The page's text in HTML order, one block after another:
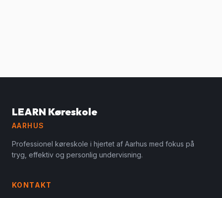
LEARN Køreskole
AARHUS
Professionel køreskole i hjertet af Aarhus med fokus på
tryg, effektiv og personlig undervisning.
KONTAKT